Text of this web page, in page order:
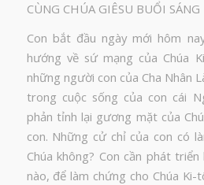
CÙNG CHÚA GIÊSU BUỔI SÁNG
Con bắt đầu ngày mới hôm
hướng về sứ mạng của Chúa
những người con của Cha Nhân
trong cuộc sống của con cái
phản tỉnh lại gương mặt của
con. Những cử chỉ của con có
Chúa không? Con cần phát
nào, để làm chứng cho Chúa